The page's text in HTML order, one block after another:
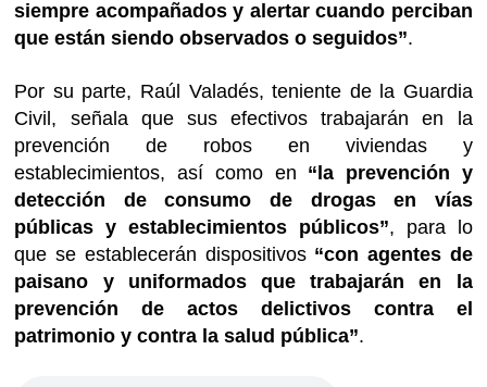
siempre acompañados y alertar cuando perciban
que están siendo observados o seguidos”.
Por su parte, Raúl Valadés, teniente de la Guardia
Civil, señala que sus efectivos trabajarán en la
prevención de robos en viviendas y
establecimientos, así como en “la prevención y
detección de consumo de drogas en vías
públicas y establecimientos públicos”, para lo
que se establecerán dispositivos “con agentes de
paisano y uniformados que trabajarán en la
prevención de actos delictivos contra el
patrimonio y contra la salud pública”.